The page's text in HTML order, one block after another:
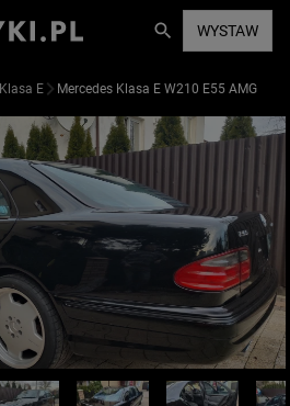
WYSTAW
Klasa E Mercedes Klasa E W210 E55 AMG